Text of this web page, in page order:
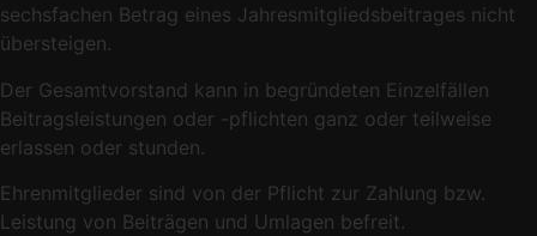
sechsfachen Betrag eines Jahresmitgliedsbeitrages nicht
übersteigen.
Der Gesamtvorstand kann in begründeten Einzelfällen
Beitragsleistungen oder -pflichten ganz oder teilweise
erlassen oder stunden.
Ehrenmitglieder sind von der Pflicht zur Zahlung bzw.
Leistung von Beiträgen und Umlagen befreit.